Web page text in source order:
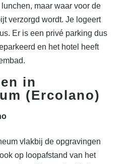
maar waar voor de
verzorgd wordt. Je logeert
Er is een privé parking dus
en het hotel heeft
in
(Ercolano)
vlakbij de opgravingen
op loopafstand van het